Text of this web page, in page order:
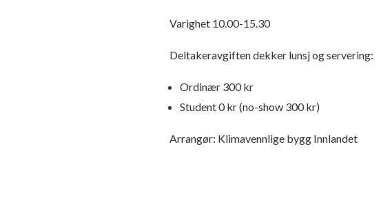
Varighet 10.00-15.30
Deltakeravgiften dekker lunsj og servering:
Ordinær 300 kr
Student 0 kr (no-show 300 kr)
Arrangør: Klimavennlige bygg Innlandet